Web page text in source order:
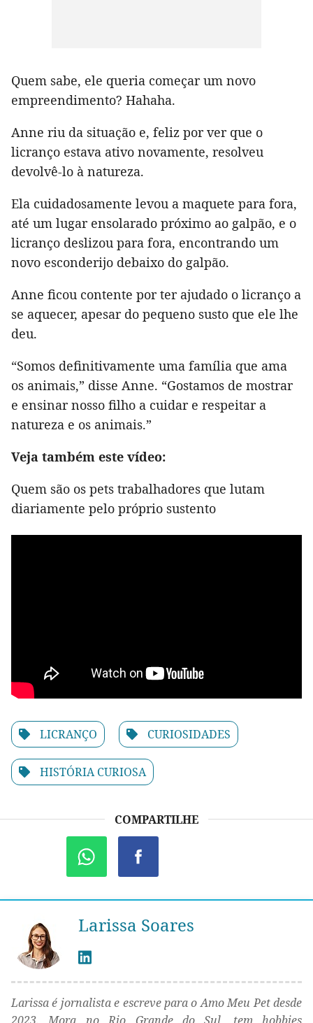
Quem sabe, ele queria começar um novo
empreendimento? Hahaha.
Anne riu da situação e, feliz por ver que o
licranço estava ativo novamente, resolveu
devolvê-lo à natureza.
Ela cuidadosamente levou a maquete para fora,
até um lugar ensolarado próximo ao galpão, e o
licranço deslizou para fora, encontrando um
novo esconderijo debaixo do galpão.
Anne ficou contente por ter ajudado o licranço a
se aquecer, apesar do pequeno susto que ele lhe
deu.
“Somos definitivamente uma família que ama
os animais,” disse Anne. “Gostamos de mostrar
e ensinar nosso filho a cuidar e respeitar a
natureza e os animais.”
Veja também este vídeo:
Quem são os pets trabalhadores que lutam
diariamente pelo próprio sustento
LICRANÇO CURIOSIDADES
HISTÓRIA CURIOSA
COMPARTILHE
Larissa Soares
Larissa é jornalista e escreve para o Amo Meu Pet desde